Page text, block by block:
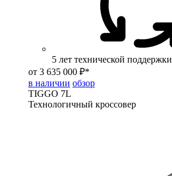
5 лет технической поддержки
от 3 635 000 ₽*
в наличии обзор
TIGGO 7L
Технологичный кроссовер